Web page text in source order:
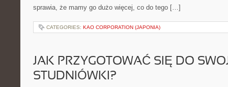
sprawia, że mamy go dużo więcej, co do tego […]
CATEGORIES: KAO CORPORATION (JAPONIA)
JAK PRZYGOTOWAĆ SIĘ DO
STUDNIÓWKI?